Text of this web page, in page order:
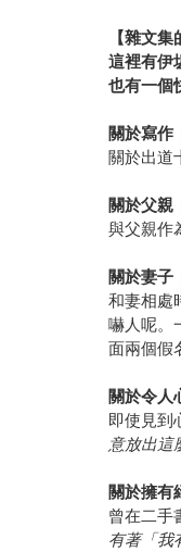
【雜文集
這裡有伊
也有一個
關於寫作｜
關於出道
關於父親｜
與父親作
關於妻子｜
和妻相處
嚇人呢。
面兩個假
關於令人
即使見到
意放出這
關於擁有
曾在二手
有著「我